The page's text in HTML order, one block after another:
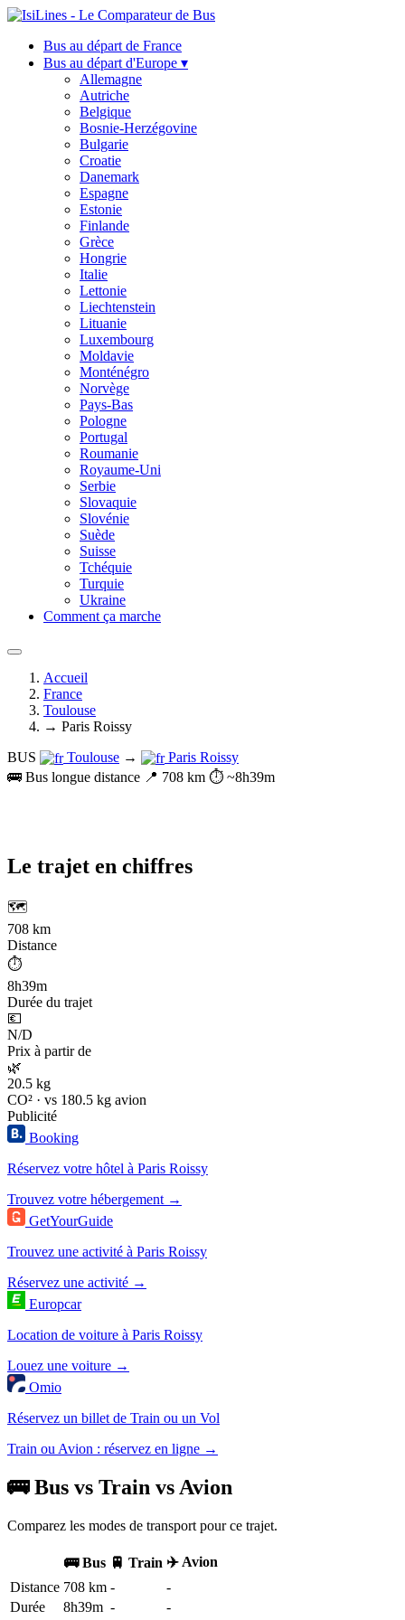
Bus au départ de France
Bus au départ d'Europe ▾
Allemagne
Autriche
Belgique
Bosnie-Herzégovine
Bulgarie
Croatie
Danemark
Espagne
Estonie
Finlande
Grèce
Hongrie
Italie
Lettonie
Liechtenstein
Lituanie
Luxembourg
Moldavie
Monténégro
Norvège
Pays-Bas
Pologne
Portugal
Roumanie
Royaume-Uni
Serbie
Slovaquie
Slovénie
Suède
Suisse
Tchéquie
Turquie
Ukraine
Comment ça marche
Accueil
France
Toulouse
→ Paris Roissy
BUS
Toulouse →
Paris Roissy
🚌 Bus longue distance 📍 708 km ⏱️ ~8h39m
Le trajet en chiffres
🗺️
708 km
Distance
⏱️
8h39m
Durée du trajet
💶
N/D
Prix à partir de
🌿
20.5 kg
CO² · vs 180.5 kg avion
Publicité
Booking
Réservez votre hôtel à Paris Roissy
Trouvez votre hébergement →
GetYourGuide
Trouvez une activité à Paris Roissy
Réservez une activité →
Europcar
Location de voiture à Paris Roissy
Louez une voiture →
Omio
Réservez un billet de Train ou un Vol
Train ou Avion : réservez en ligne →
🚌 Bus vs Train vs Avion
Comparez les modes de transport pour ce trajet.
🚌 Bus 🚆 Train ✈️ Avion
Distance 708 km -
-
Durée
8h39m -
-